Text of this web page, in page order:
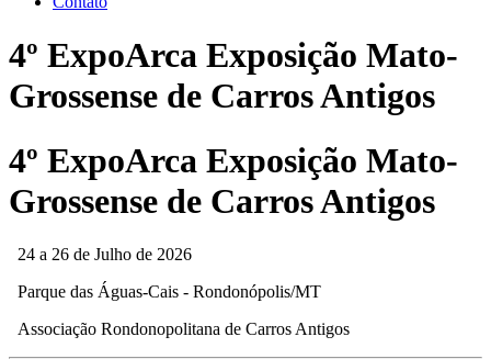
4º ExpoArca Exposição Mato-
Grossense de Carros Antigos
4º ExpoArca Exposição Mato-
Grossense de Carros Antigos
24 a 26 de Julho de 2026
Parque das Águas-Cais - Rondonópolis/MT
Associação Rondonopolitana de Carros Antigos